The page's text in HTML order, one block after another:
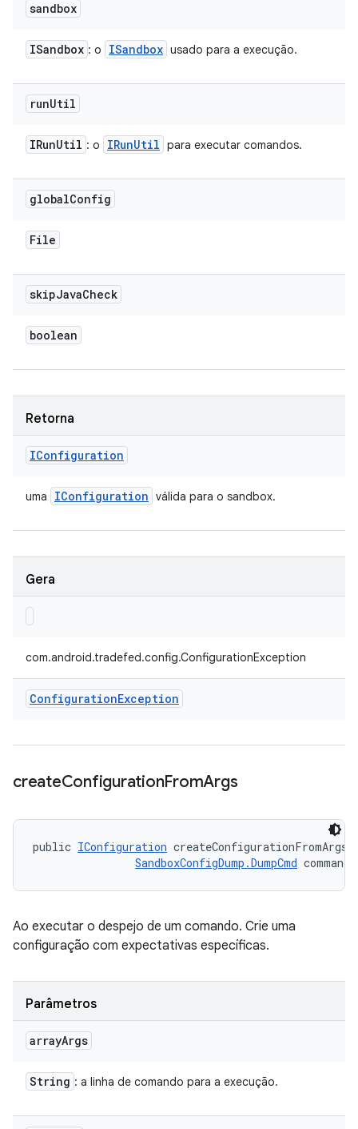
sandbox
ISandbox : o ISandbox usado para a execução.
runUtil
IRunUtil : o IRunUtil para executar comandos.
globalConfig
File
skipJavaCheck
boolean
Retorna
IConfiguration
uma IConfiguration válida para o sandbox.
Gera
com.android.tradefed.config.ConfigurationException
ConfigurationException
createConfigurationFromArgs
public IConfiguration
SandboxConfigDump.DumpCmd command)
Ao executar o despejo de um comando. Crie uma
configuração com expectativas específicas.
Parâmetros
arrayArgs
String : a linha de comando para a execução.